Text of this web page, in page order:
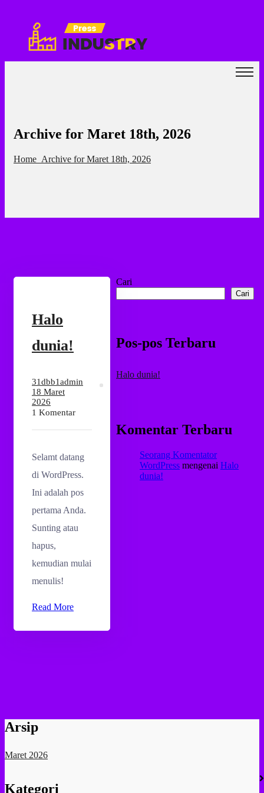
Archive for Maret 18th, 2026
Home Archive for Maret 18th, 2026
Cari
Cari
Pos-pos Terbaru
Halo dunia!
Komentar Terbaru
Seorang Komentator
WordPress mengenai Halo
dunia!
Halo
dunia!
31dbb1admin
18 Maret
2026
1 Komentar
Selamt datang
di WordPress.
Ini adalah pos
pertama Anda.
Sunting atau
hapus,
kemudian mulai
menulis!
Read More
Arsip
Maret 2026
Kategori